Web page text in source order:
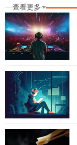
查看更多